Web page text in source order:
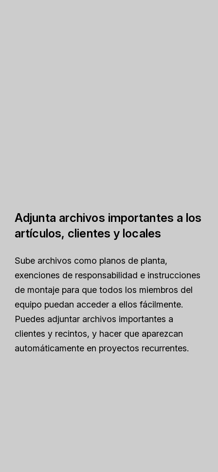
Adjunta archivos importantes a los
artículos, clientes y locales
Sube archivos como planos de planta,
exenciones de responsabilidad e instrucciones
de montaje para que todos los miembros del
equipo puedan acceder a ellos fácilmente.
Puedes adjuntar archivos importantes a
clientes y recintos, y hacer que aparezcan
automáticamente en proyectos recurrentes.